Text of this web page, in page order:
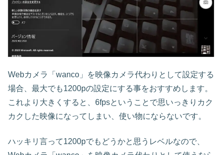
Webカメラ「wanco」を映像カメラ代わりとして設定する
場合、最大でも1200pの設定にする事をおすすめします。
これより大きくすると、6fpsということで思いっきりカク
カクした映像になってしまい、使い物にならないです。
ハッキリ言って1200pでもどうかと思うレベルなので、